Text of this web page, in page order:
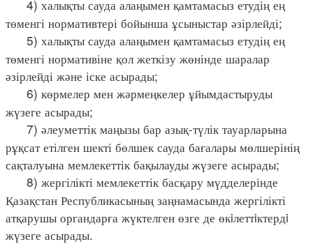
4) халықты сауда алаңымен қамтамасыз етудің ең
төменгі нормативтері бойынша ұсыныстар әзірлейді;
5) халықты сауда алаңымен қамтамасыз етудің ең
төменгі нормативіне қол жеткізу жөнінде шаралар
әзірлейді және іске асырады;
6) көрмелер мен жәрмеңкелер ұйымдастыруды
жүзеге асырады;
7) әлеуметтік маңызы бар азық-түлік тауарларына
рұқсат етілген шекті бөлшек сауда бағалары мөлшерінің
сақталуына мемлекеттік бақылауды жүзеге асырады;
8) жергілікті мемлекеттік басқару мүдделерінде
Қазақстан Республикасының заңнамасында жергілікті
атқарушы органдарға жүктелген өзге де өкiлеттiктердi
жүзеге асырады.